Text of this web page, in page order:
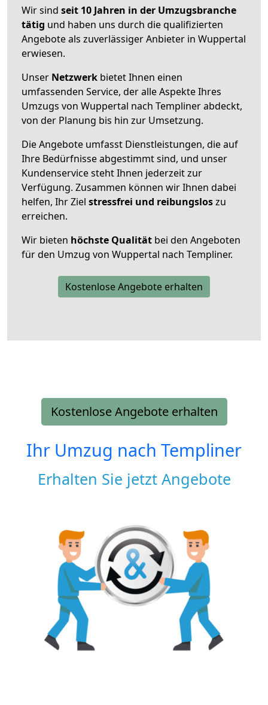
Wir sind seit 10 Jahren in der Umzugsbranche
tätig und haben uns durch die qualifizierten
Angebote als zuverlässiger Anbieter in Wuppertal
erwiesen.
Unser Netzwerk bietet Ihnen einen
umfassenden Service, der alle Aspekte Ihres
Umzugs von Wuppertal nach Templiner abdeckt,
von der Planung bis hin zur Umsetzung.
Die Angebote umfasst Dienstleistungen, die auf
Ihre Bedürfnisse abgestimmt sind, und unser
Kundenservice steht Ihnen jederzeit zur
Verfügung. Zusammen können wir Ihnen dabei
helfen, Ihr Ziel stressfrei und reibungsloszu
erreichen.
Wir bieten höchste Qualität bei den Angeboten
für den Umzug von Wuppertal nach Templiner.
Kostenlose Angebote erhalten
Kostenlose Angebote erhalten
Ihr Umzug nach Templiner
Erhalten Sie jetzt Angebote